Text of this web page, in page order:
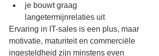
je bouwt graag
langetermijnrelaties uit
Ervaring in IT-sales is een plus, maar
motivatie, maturiteit en commerciële
ingesteldheid zijn minstens even